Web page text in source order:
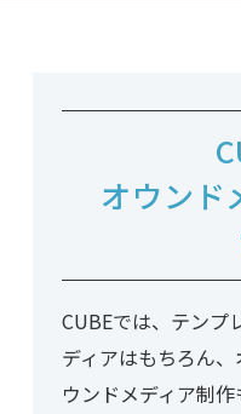
オウンド
CUBEでは、テンプ
ディアはもちろん、
ウンドメディア制作